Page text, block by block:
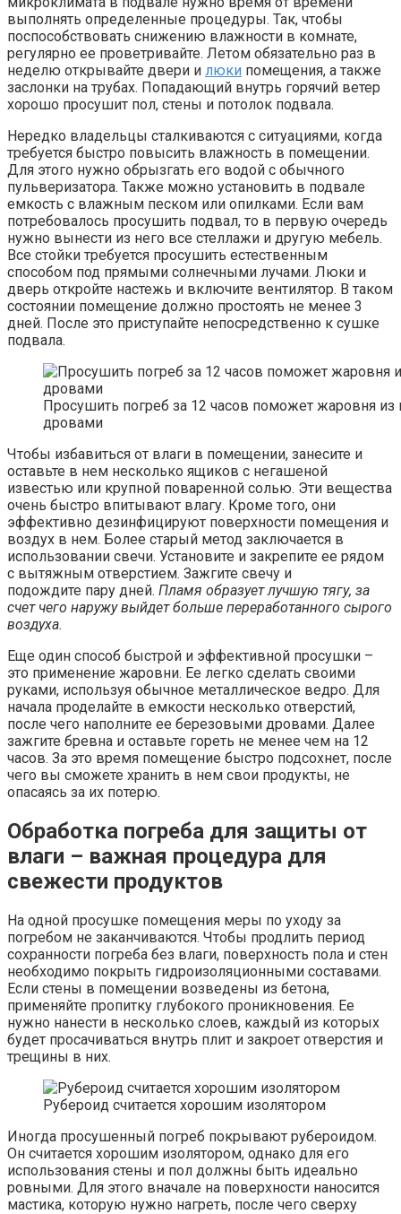
выполнять определенные процедуры. Так, чтобы
поспособствовать снижению влажности в комнате,
регулярно ее проветривайте. Летом обязательно раз в
неделю открывайте двери и люки помещения, а также
заслонки на трубах. Попадающий внутрь горячий ветер
хорошо просушит пол, стены и потолок подвала.
Нередко владельцы сталкиваются с ситуациями, когда
требуется быстро повысить влажность в помещении.
Для этого нужно обрызгать его водой с обычного
пульверизатора. Также можно установить в подвале
емкость с влажным песком или опилками. Если вам
потребовалось просушить подвал, то в первую очередь
нужно вынести из него все стеллажи и другую мебель.
Все стойки требуется просушить естественным
способом под прямыми солнечными лучами. Люки и
дверь откройте настежь и включите вентилятор. В таком
состоянии помещение должно простоять не менее 3
дней. После это приступайте непосредственно к сушке
подвала.
Просушить погреб за 12 часов поможет жаровня
дровами
Чтобы избавиться от влаги в помещении, занесите и
оставьте в нем несколько ящиков с негашеной
известью или крупной поваренной солью. Эти вещества
очень быстро впитывают влагу. Кроме того, они
эффективно дезинфицируют поверхности помещения и
воздух в нем. Более старый метод заключается в
использовании свечи. Установите и закрепите ее рядом
с вытяжным отверстием. Зажгите свечу и
подождите пару дней. Пламя образует лучшую тягу, за
счет чего наружу выйдет больше переработанного сырого
воздуха.
Еще один способ быстрой и эффективной просушки –
это применение жаровни. Ее легко сделать своими
руками, используя обычное металлическое ведро. Для
начала проделайте в емкости несколько отверстий,
после чего наполните ее березовыми дровами. Далее
зажгите бревна и оставьте гореть не менее чем на 12
часов. За это время помещение быстро подсохнет, после
чего вы сможете хранить в нем свои продукты, не
опасаясь за их потерю.
Обработка погреба для защиты от
влаги – важная процедура для
свежести продуктов
На одной просушке помещения меры по уходу за
погребом не заканчиваются. Чтобы продлить период
сохранности погреба без влаги, поверхность пола и стен
необходимо покрыть гидроизоляционными составами.
Если стены в помещении возведены из бетона,
применяйте пропитку глубокого проникновения. Ее
нужно нанести в несколько слоев, каждый из которых
будет просачиваться внутрь плит и закроет отверстия и
трещины в них.
Рубероид считается хорошим изолятором
Иногда просушенный погреб покрывают рубероидом.
Он считается хорошим изолятором, однако для его
использования стены и пол должны быть идеально
ровными. Для этого вначале на поверхности наносится
мастика, которую нужно нагреть, после чего сверху